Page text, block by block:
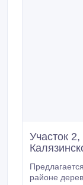
Участок
районе